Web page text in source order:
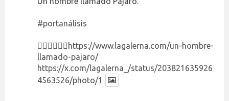
#portanálisis
👉🏻👉🏻👉🏻 https://www.lagalerna.com/un-hombre-
llamado-pajaro/
https://x.com/lagalerna_/status/203821635926
4563526/photo/1